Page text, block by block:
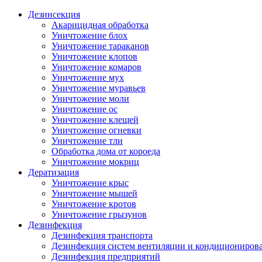
Дезинсекция
Акарицидная обработка
Уничтожение блох
Уничтожение тараканов
Уничтожение клопов
Уничтожение комаров
Уничтожение мух
Уничтожение муравьев
Уничтожение моли
Уничтожение ос
Уничтожение клещей
Уничтожение огневки
Уничтожение тли
Обработка дома от короеда
Уничтожение мокриц
Дератизация
Уничтожение крыс
Уничтожение мышей
Уничтожение кротов
Уничтожение грызунов
Дезинфекция
Дезинфекция транспорта
Дезинфекция систем вентиляции и
Дезинфекция предприятий